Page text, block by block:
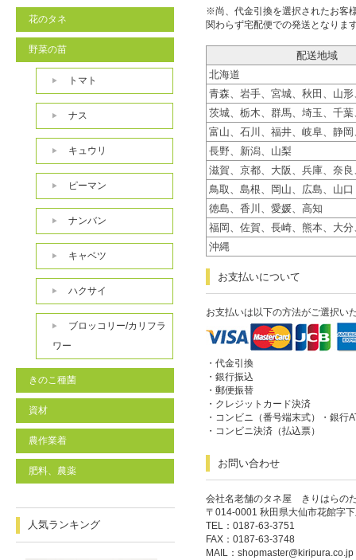
※尚、代金引換を選択されたお客
関わらず宅配便での発送となりま
配送地域
北海道
青森、岩手、宮城、秋田、山形
茨城、栃木、群馬、埼玉、千
富山、石川、福井、岐阜、静
長野、新潟、山梨
滋賀、京都、大阪、兵庫、奈
鳥取、島根、岡山、広島、山口
徳島、香川、愛媛、高知
福岡、佐賀、長崎、熊本、大
沖縄
お支払いについて
お支払いは以下の方法がご選択い
・代金引換
・銀行振込
・郵便振替
・クレジットカード決済
・コンビニ（番号端末式）・銀行
・コンビニ決済（払込票）
お問い合わせ
会社名老舗のタネ屋 きりはらの
〒014-0001 秋田県大仙市花館字
TEL：0187-63-3751
FAX：0187-63-3748
MAIL： shopmaster@kiripura.co.jp
花のタネ
野菜の苗
トマト
ナス
キュウリ
ピーマン
ナンバン
キャベツ
ハクサイ
ブロッコリー/カリフラ
ワー
きのこ種菌
資材
農作業着
肥料、農薬
人気ランキング